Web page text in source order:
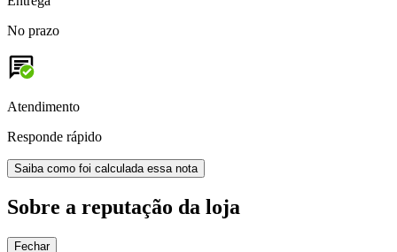
No prazo
Atendimento
Responde rápido
Saiba como foi calculada essa nota
Sobre a reputação da loja
Fechar